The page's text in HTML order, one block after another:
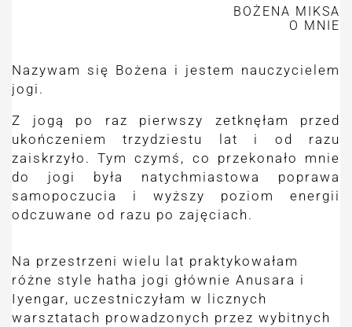
BOŻENA MIKSA
O MNIE
Nazywam się Bożena i jestem nauczycielem
jogi.
Z jogą po raz pierwszy zetknęłam przed
ukończeniem trzydziestu lat i od razu
zaiskrzyło. Tym czymś, co przekonało mnie
do jogi była natychmiastowa poprawa
samopoczucia i wyższy poziom energii
odczuwane od razu po zajęciach.
Na przestrzeni wielu lat praktykowałam
różne style hatha jogi głównie Anusara i
Iyengar, uczestniczyłam w licznych
warsztatach prowadzonych przez wybitnych